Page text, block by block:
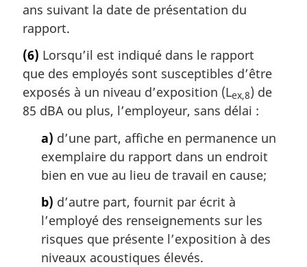
ans suivant la date de présentation du
rapport.
(6) Lorsqu’il est indiqué dans le rapport
que des employés sont susceptibles d’être
exposés à un niveau d’exposition (Lex,8) de
85 dBA ou plus, l’employeur, sans délai :
a) d’une part, affiche en permanence un
exemplaire du rapport dans un endroit
bien en vue au lieu de travail en cause;
b) d’autre part, fournit par écrit à
l’employé des renseignements sur les
risques que présente l’exposition à des
niveaux acoustiques élevés.